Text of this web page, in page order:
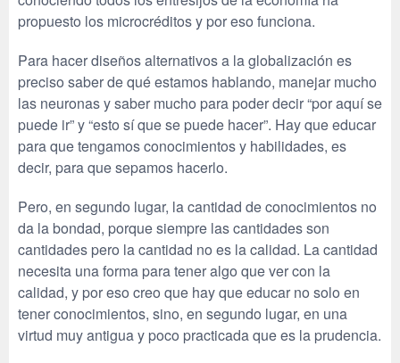
propuesto los microcréditos y por eso funciona.
Para hacer diseños alternativos a la globalización es
preciso saber de qué estamos hablando, manejar mucho
las neuronas y saber mucho para poder decir “por aquí se
puede ir” y “esto sí que se puede hacer”. Hay que educar
para que tengamos conocimientos y habilidades, es
decir, para que sepamos hacerlo.
Pero, en segundo lugar, la cantidad de conocimientos no
da la bondad, porque siempre las cantidades son
cantidades pero la cantidad no es la calidad. La cantidad
necesita una forma para tener algo que ver con la
calidad, y por eso creo que hay que educar no solo en
tener conocimientos, sino, en segundo lugar, en una
virtud muy antigua y poco practicada que es la prudencia.